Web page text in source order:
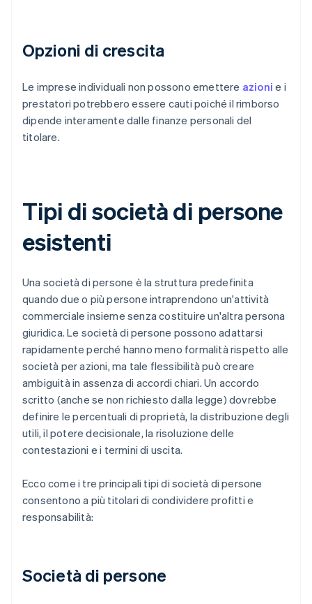
Opzioni di crescita
Le imprese individuali non possono emettere azioni e i
prestatori potrebbero essere cauti poiché il rimborso
dipende interamente dalle finanze personali del
titolare.
Tipi di società di persone
esistenti
Una società di persone è la struttura predefinita
quando due o più persone intraprendono un'attività
commerciale insieme senza costituire un'altra persona
giuridica. Le società di persone possono adattarsi
rapidamente perché hanno meno formalità rispetto alle
società per azioni, ma tale flessibilità può creare
ambiguità in assenza di accordi chiari. Un accordo
scritto (anche se non richiesto dalla legge) dovrebbe
definire le percentuali di proprietà, la distribuzione degli
utili, il potere decisionale, la risoluzione delle
contestazioni e i termini di uscita.
Ecco come i tre principali tipi di società di persone
consentono a più titolari di condividere profitti e
responsabilità:
Società di persone